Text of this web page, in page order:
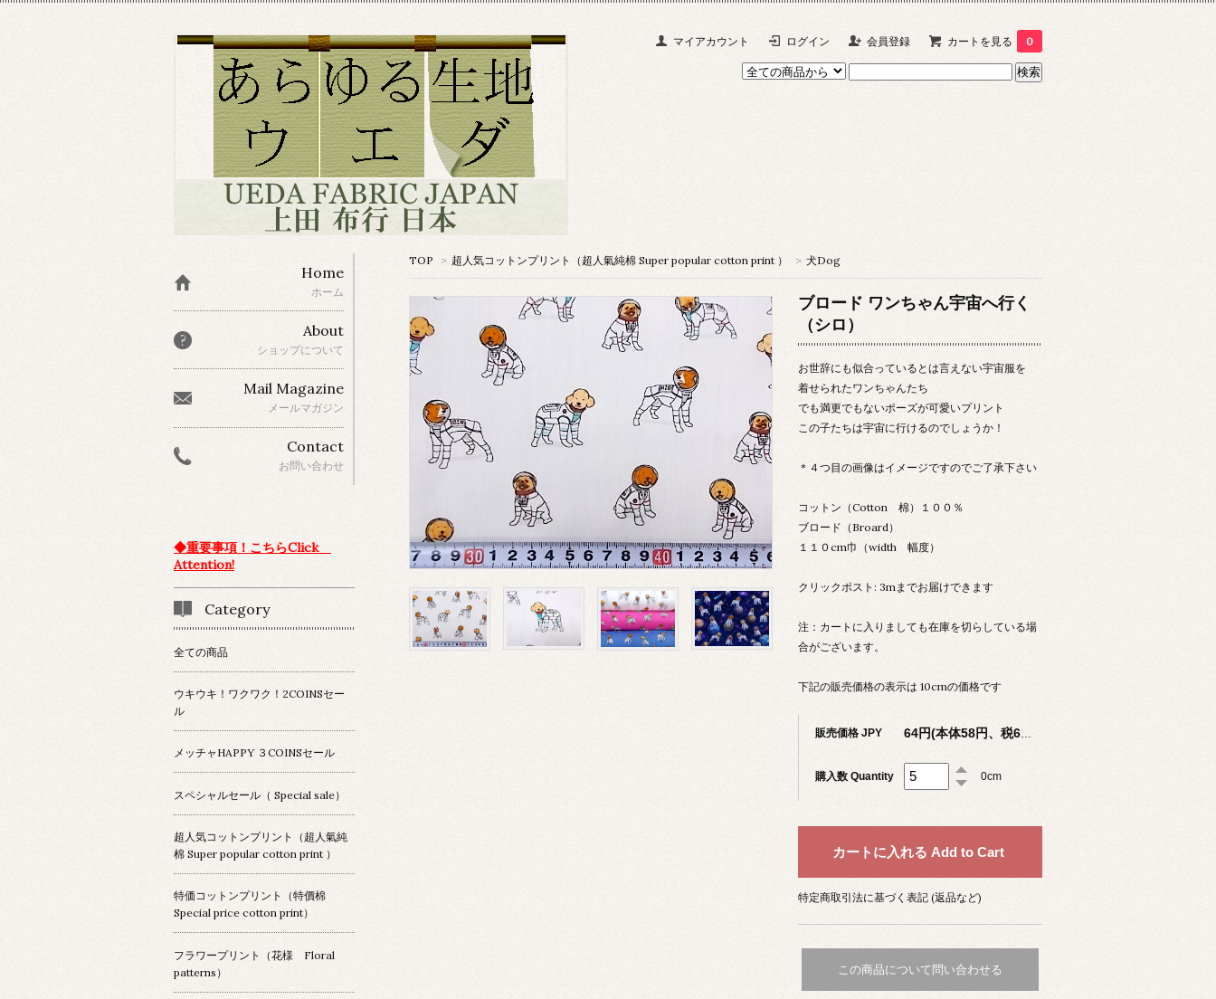
マイアカウント ログイン 会員登録 カートを見る 0
TOP > 超人気コットンプリント（超人氣純棉 Super popular cotton print ） > 犬Dog
ブロード ワンちゃん宇宙へ行く
（シロ）
お世辞にも似合っているとは言えない宇宙服を
着せられたワンちゃんたち
でも満更でもないポーズが可愛いプリント
この子たちは宇宙に行けるのでしょうか！
＊４つ目の画像はイメージですのでご了承下さい
コットン（Cotton 棉）１００％
ブロード（Broard）
１１０cm巾（width 幅度）
クリックポスト: 3mまでお届けできます
注：カートに入りましても在庫を切らしている場
合がございます。
下記の販売価格の表示は 10cmの価格です
販売価格 JPY
購入数 Quantity 0cm
特定商取引法に基づく表記 (返品など)
この商品について問い合わせる
Home
ホーム
About
ショップについて
Mail Magazine
メールマガジン
Contact
お問い合わせ
◆重要事項！こちらClick
Attention!
Category
全ての商品
ウキウキ！ワクワク！2COINSセー
ル
メッチャHAPPY ３COINSセール
スペシャルセール（ Special sale）
超人気コットンプリント（超人氣純
棉 Super popular cotton print ）
特価コットンプリント（特價棉
Special price cotton print）
フラワープリント（花様 Floral
patterns）